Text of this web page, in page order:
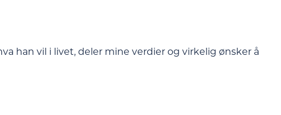
han vil i livet, deler mine verdier og virkelig ønsker å